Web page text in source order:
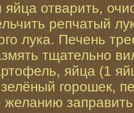
отварить,
репчатый
лука. Печень
тщательно
яйца (1
горошек,
желанию